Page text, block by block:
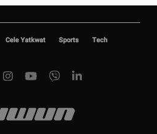
Cele Yatkwat Sports Tech